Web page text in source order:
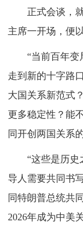
正式会谈，
主席一开场，便
“当前百年变
走到新的十字路
大国关系新范式
更多稳定性？能
同开创两国关系
“这些是历
导人需要共同书
同特朗普总统共
2026年成为中美